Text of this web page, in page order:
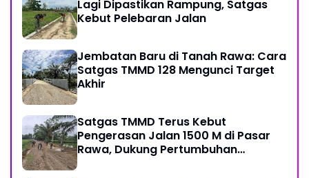
Lagi Dipastikan Rampung, Satgas
Kebut Pelebaran Jalan
Jembatan Baru di Tanah Rawa: Cara
Satgas TMMD 128 Mengunci Target
Akhir
Satgas TMMD Terus Kebut
Pengerasan Jalan 1500 M di Pasar
Rawa, Dukung Pertumbuhan